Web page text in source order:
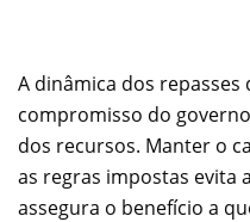
A dinâmica dos repasses
compromisso do
dos recursos. Manter o
as regras impostas evita
assegura o benefício a